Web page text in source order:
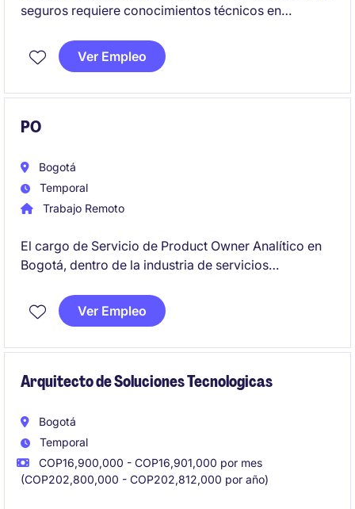
seguros requiere conocimientos técnicos en
configuraciones y garantizar la calidad en los
procesos.
Ver Empleo
PO
Bogotá
Temporal
Trabajo Remoto
El cargo de Servicio de Product Owner Analítico en
Bogotá, dentro de la industria de servicios
productos tecnológicos con un enfoque analítico.
Este rol temporal busca garantizar el cumplimiento
Ver Empleo
Arquitecto de Soluciones Tecnologicas
Bogotá
Temporal
COP16,900,000 - COP16,901,000 por mes
(COP202,800,000 - COP202,812,000 por año)